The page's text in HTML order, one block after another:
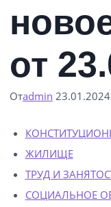
от
Отadmin 23.01.2024
ЖИЛИЩЕ
ТРУД И
СОЦИАЛЬНОЕ